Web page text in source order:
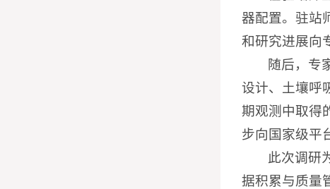
器配置。驻站
和研究进展向
随后，专
设计、土壤呼
期观测中取得
步向国家级平
此次调研
据积累与质量